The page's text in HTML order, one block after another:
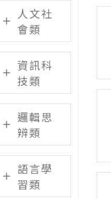
人文社
會類
資訊科
技類
邏輯思
辨類
語言學
習類